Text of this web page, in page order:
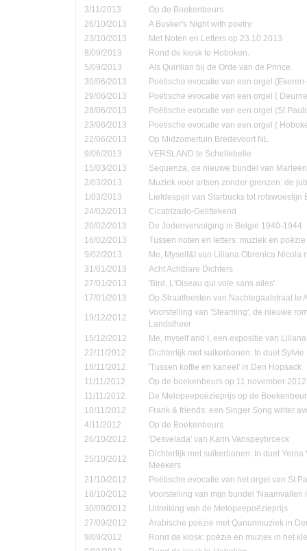
3/11/2013
Op de Boekenbeurs
26/10/2013
A Busker's Night with poetry.
23/10/2013
Met Noten en Letters op 23.10.2013
8/09/2013
Rond de kiosk te Hoboken.
5/09/2013
Als Quirilian bij de Orde van de Prince.
30/06/2013
Poëtische evocatie van een orgel
29/06/2013
Poëtische evocatie van een orgel (
28/06/2013
Poëtische evocatie van een orgel (St
23/06/2013
Poëtische evocatie van een orgel (
22/06/2013
Op Midzomertuin Bredevoort NL
9/06/2013
VERSLAND te Schellebelle
15/03/2013
Sequenza, de nieuwe bundel van
2/03/2013
Muziek voor artsen zonder grenzen: de
1/03/2013
Liefdespijn van Starbucks tot rotswoestijn
24/02/2013
Cicatrizado-Gelittekend
20/02/2013
De Jodenvervolging in België 1940-1944
16/02/2013
Tussen noten en letters: muziek en
9/02/2013
Me, Myself&I van Liliana Obrenica Nicola
31/01/2013
Acht Achtbare Dichters
27/01/2013
'Bird, L'Oiseau qui vole sans ailes'
17/01/2013
Op Straatfeesten van Nachtegaalstraat te
19/12/2012
Voorstelling van 'Steaming', de nieuwe
Landstheer
15/12/2012
Me, myself and I, een expositie van
22/11/2012
Dichterlijk met suikerbonen: In duet
18/11/2012
'Tussen koffie en kaneel' in Den Hopsack
11/11/2012
Op de boekenbeurs op 11 november 2012
11/11/2012
De Melopeepoëzieprijs op de
10/11/2012
Frank & friends: een Singer Song writer
4/11/2012
Op de Boekenbeurs
26/10/2012
'Desvelada' van Karin Vanspeybroeck
25/10/2012
Dichterlijk met suikerbonen: In duet
Meekers
21/10/2012
Poëtische evocatie van het orgel van St
18/10/2012
Voorstelling van mijn bundel 'Naamvallen
30/09/2012
Uitreiking van de Melopeepoëzieprijs
27/09/2012
Arabische poëzie met Qanunmuziek in
9/09/2012
Rond de kiosk: poëzie en muziek in het